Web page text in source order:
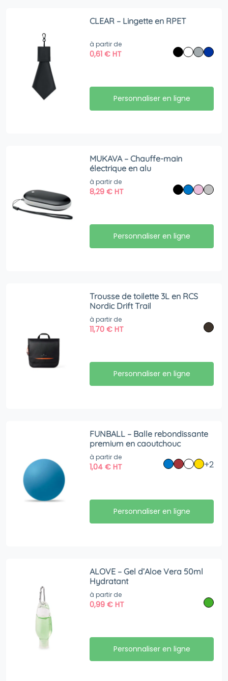
CLEAR – Lingette en RPET
à partir de
0,61€ HT
Personnaliser en ligne
MUKAVA – Chauffe-main
électrique en alu
à partir de
8,29€ HT
Personnaliser en ligne
Trousse de toilette 3L en RCS
Nordic Drift Trail
à partir de
11,70€ HT
Personnaliser en ligne
FUNBALL – Balle rebondissante
premium en caoutchouc
à partir de
1,04€ HT +2
Personnaliser en ligne
ALOVE – Gel d’Aloe Vera 50ml
Hydratant
à partir de
0,99€ HT
Personnaliser en ligne